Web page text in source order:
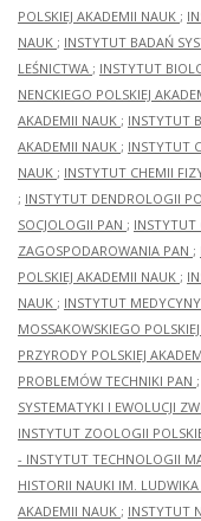
POLSKIEJ AKADEMII NAUK ;
NAUK ; INSTYTUT BADAŃ
LEŚNICTWA ; INSTYTUT
NENCKIEGO POLSKIEJ
AKADEMII NAUK ; INSTYTUT
AKADEMII NAUK ; INSTYTUT
NAUK ; INSTYTUT CHEMII
; INSTYTUT DENDROLOGII
SOCJOLOGII PAN ; INSTYTUT
ZAGOSPODAROWANIA PAN ;
POLSKIEJ AKADEMII NAUK ;
NAUK ; INSTYTUT
MOSSAKOWSKIEGO
PRZYRODY POLSKIEJ
PROBLEMÓW TECHNIKI PAN ;
SYSTEMATYKI I EWOLUCJI
INSTYTUT ZOOLOGII
- INSTYTUT TECHNOLOGII
HISTORII NAUKI IM. LUDWIKA
AKADEMII NAUK ; INSTYTUT